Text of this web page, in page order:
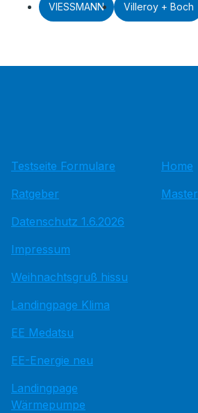
VIESSMANN Villeroy + Boch
Testseite Formulare
Ratgeber
Datenschutz 1.6.2026
Impressum
Weihnachtsgruß hissu
Landingpage Klima
EE Medatsu
EE-Energie neu
Landingpage
Wärmepumpe
Home
Master